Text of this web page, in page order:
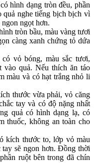
hình dạng tròn đều, phần
quả nghe tiếng bịch bịch vì
ngọt hơn.
tròn bầu, màu vàng tươi
càng xanh chứng tỏ dứa
vỏ bóng, màu sắc tươi,
vào quả. Nếu thích ăn táo
màu và có hạt trắng nhỏ li
thước vừa phải, vỏ căng
tay và có độ nặng nhất
quả có hình dạng lạ, có
thuốc, không an toàn cho
kích thước to, lớp vỏ màu
tay sẽ ngon hơn. Đồng thời
ruột bên trong đã chín